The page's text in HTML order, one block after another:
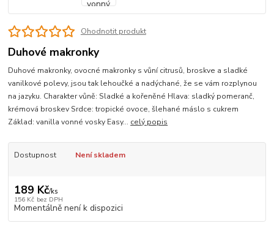
Ohodnotit produkt
Duhové makronky
Duhové makronky, ovocné makronky s vůní citrusů, broskve a sladké
vanilkové polevy, jsou tak lehoučké a nadýchané, že se vám rozplynou
na jazyku. Charakter vůně: Sladké a kořeněné Hlava: sladký pomeranč,
krémová broskev Srdce: tropické ovoce, šlehané máslo s cukrem
Základ: vanilla vonné vosky Easy... celý popis
Dostupnost Není skladem
189 Kč/ks
156 Kč bez DPH
Momentálně není k dispozici